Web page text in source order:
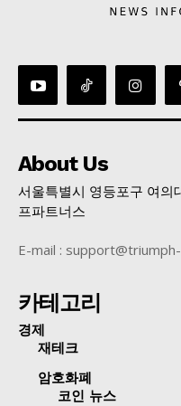
About Us
서울특별시 영등포구 여의
프파트너스
E-mail :
카테고리
경제
재테크
암호화폐
코인 뉴스